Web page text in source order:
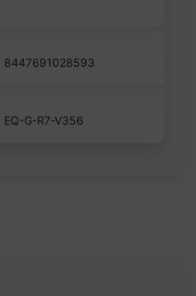
8447691028593
EQ-G-R7-V356